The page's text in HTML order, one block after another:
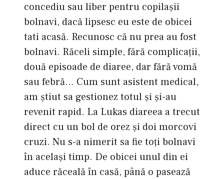
concediu sau liber pentru copilașii
bolnavi, dacă lipsesc eu este de obicei
tati acasă. Recunosc că nu prea au fost
bolnavi. Răceli simple, fără complicații,
două episoade de diaree, dar fără vomă
sau febră… Cum sunt asistent medical,
am știut sa gestionez totul și și-au
revenit rapid. La Lukas diareea a trecut
direct cu un bol de orez și doi morcovi
cruzi. Nu s-a nimerit sa fie toți bolnavi
în același timp. De obicei unul din ei
aduce răceală în casă, până o pasează